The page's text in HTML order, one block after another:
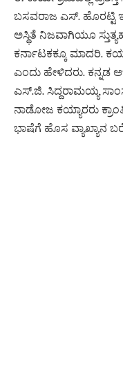
ಬಸವರಾಜ ಎಸ್. ಹೊರಟ್ಟಿ
ಅಸ್ಥಿತೆ ನಿಜವಾಗಿಯೂ
ಕರ್ನಾಟಕಕ್ಕೂ ಮಾದರಿ.
ಎಂದು ಹೇಳಿದರು. ಕನ್ನಡ
ಎಸ್.ಜಿ. ಸಿದ್ದರಾಮಯ್ಯ
ನಾಡೋಜ ಕಯ್ಯಾರರು
ಭಾಷೆಗೆ ಹೊಸ ವ್ಯಾಖ್ಯಾನ